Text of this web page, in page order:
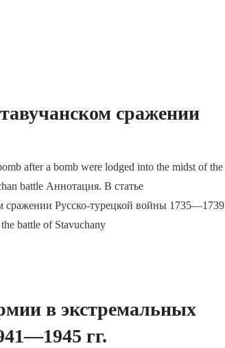
сражении
after a bomb were lodged into the midst of the
battle Аннотация. В статье
сражении Русско-турецкой войны 1735—1739
battle of Stavuchany
в экстремальных
гг.